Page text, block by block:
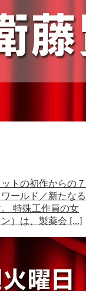
トの初作からの７
ールド／新たなる
特殊工作員の女
）は、製薬会 […]